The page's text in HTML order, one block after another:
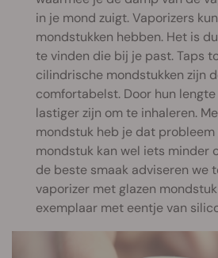
in je mond zuigt. Vaporizers
mondstukken hebben. Het is
te vinden die bij je past. Taps
cilindrische mondstukken zijn
comfortabelst. Door hun
lastiger zijn om te inhaleren.
mondstuk heb je dat probleem
mondstuk kan wel iets minder
de beste smaak adviseren we
vaporizer met glazen
exemplaar met eentje van